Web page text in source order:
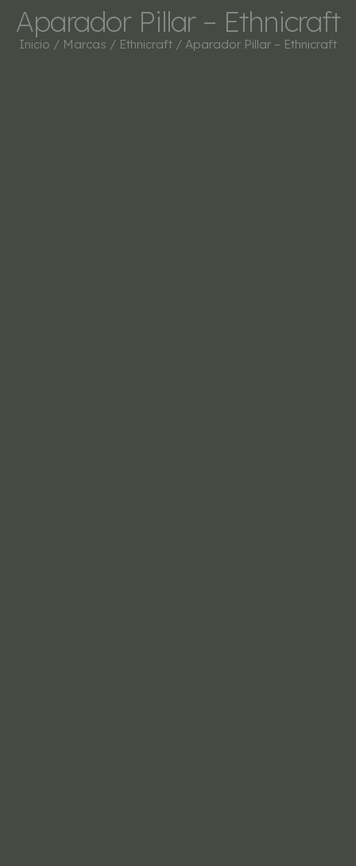
Aparador Pillar – Ethnicraft
Inicio / Marcas / Ethnicraft / Aparador Pillar – Ethnicraft